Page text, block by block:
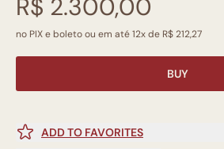
R$ 2.300,00
no PIX e boleto ou em até 12x de R$ 212,27
BUY
ADD TO FAVORITES